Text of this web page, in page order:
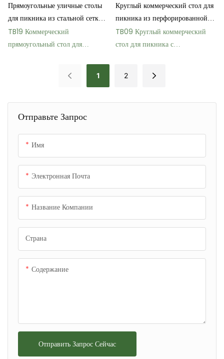
Отправьте Запрос
Имя
Электронная Почта
Название Компании
Страна
Содержание
Отправить Запрос Сейчас
Прямоугольные уличные столы
для пикника из стальной сетки,
6 и 8 футов.
TB19 Коммерческий
прямоугольный стол для
Круглый коммерческий стол для
пикника из перфорированной
стали с отверстием для зонта.
TB09 Круглый коммерческий
стол для пикника с
1 2